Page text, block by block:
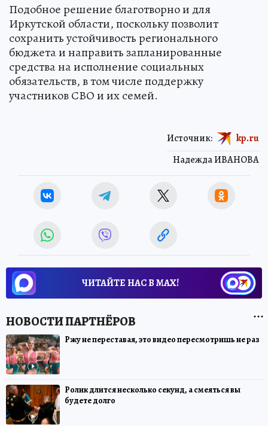
Подобное решение благотворно и для
Иркутской области, поскольку позволит
сохранить устойчивость регионального
бюджета и направить запланированные
средства на исполнение социальных
обязательств, в том числе поддержку
участников СВО и их семей.
Надежда ИВАНОВА
Источник: kp.ru
ЧИТАЙТЕ НАС В МАХ!
Ржу не переставая, это видео пересмотришь не раз
Ролик длится несколько секунд, а смеяться вы
будете долго